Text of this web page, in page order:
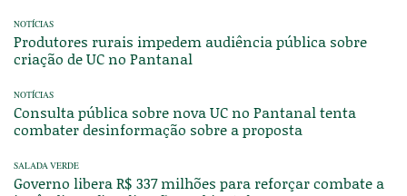
NOTÍCIAS
Produtores rurais impedem audiência pública sobre
criação de UC no Pantanal
NOTÍCIAS
Consulta pública sobre nova UC no Pantanal tenta
combater desinformação sobre a proposta
SALADA VERDE
Governo libera R$ 337 milhões para reforçar combate a